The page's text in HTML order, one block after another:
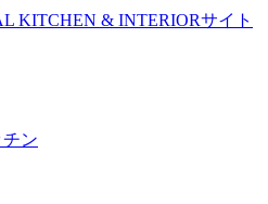
KITCHEN & INTERIORサイト
ン